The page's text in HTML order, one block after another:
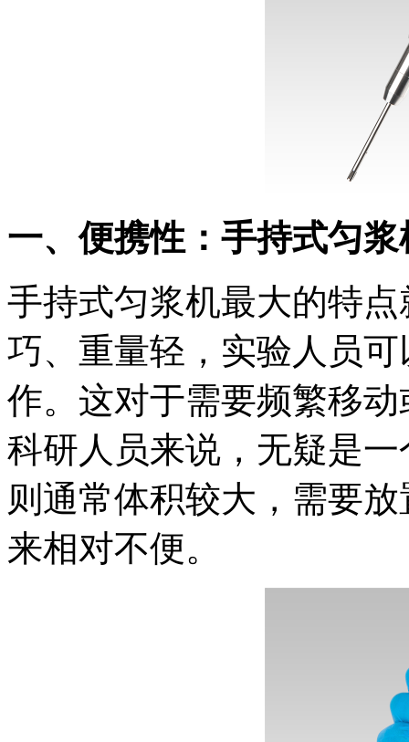
一、便携性：手持式匀
手持式匀浆机最大的特
巧、重量轻，实验人员
作。这对于需要频繁移
科研人员来说，无疑是
则通常体积较大，需要
来相对不便。